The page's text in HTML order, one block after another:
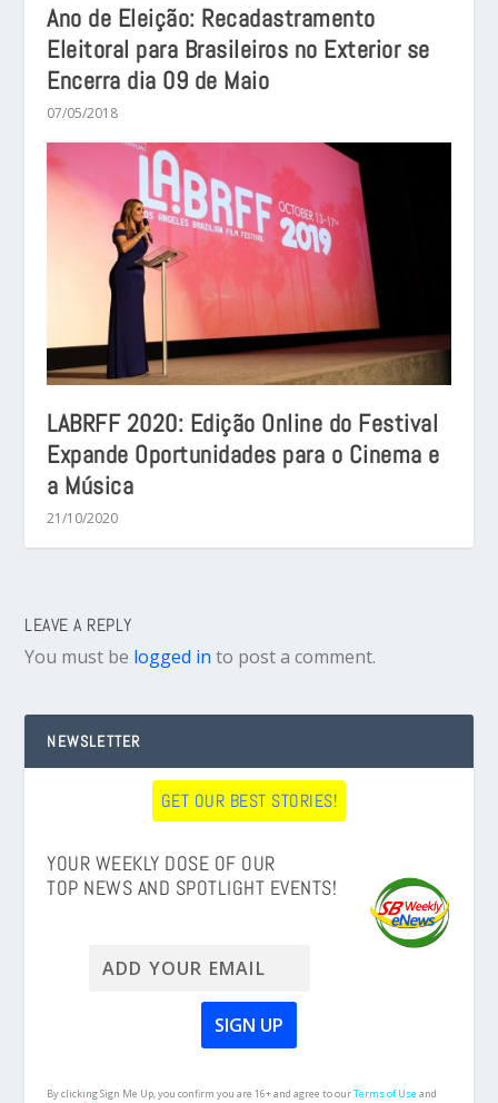
Ano de Eleição: Recadastramento
Eleitoral para Brasileiros no Exterior se
Encerra dia 09 de Maio
07/05/2018
LABRFF 2020: Edição Online do Festival
Expande Oportunidades para o Cinema e
a Música
21/10/2020
LEAVE A REPLY
You must be logged in to post a comment.
NEWSLETTER
GET OUR BEST STORIES!
YOUR WEEKLY DOSE OF OUR
TOP NEWS AND SPOTLIGHT EVENTS!
By clicking Sign Me Up, you confirm you are 16+ and agree to ourTerms of Useand